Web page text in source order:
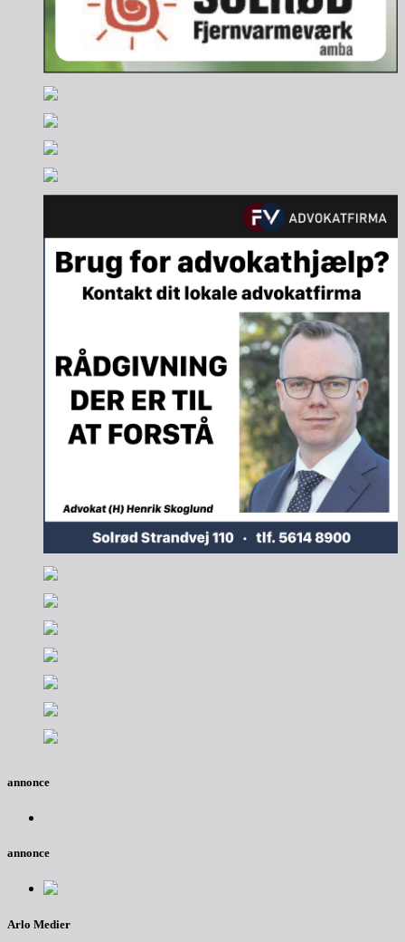
annonce
annonce
Arlo Medier